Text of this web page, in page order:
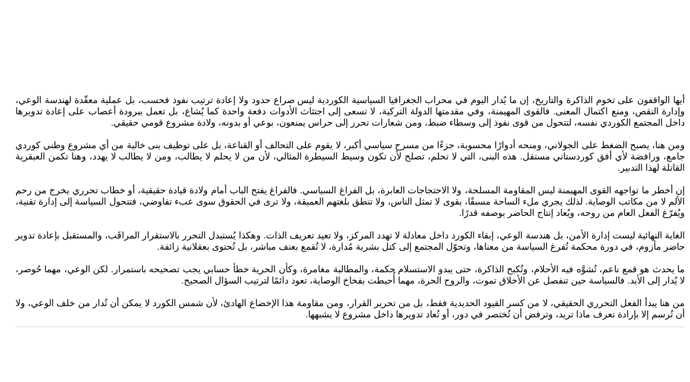
أيها الواقفون على تخوم الذاكرة والتاريخ، إن ما يُدار اليوم في محراب الجغرافيا السياسية الكوردية ليس صراع حدود ولا إعادة ترتيب نفوذ فحسب، بل عملية معقّدة لهندسة الوعي،
وإدارة النقص، ومنع اكتمال المعنى. فالقوى المهيمنة، وفي مقدمتها الدولة التركية، لا تسعى إلى اجتثاث الأدوات دفعة واحدة كما يُشاع، بل تعمل ببرودة أعصاب على إعادة تدويرها
داخل المجتمع الكوردي نفسه، لتتحول من قوى نفوذ إلى وسطاء ضبط، ومن شعارات تحرر إلى حراس يمنعون، بوعي أو بدونه، ولادة مشروع قومي حقيقي.
ومن هنا، يصبح الضغط على الجولاني، ومنحه أدوارًا محسوبة، جزءًا من مسرح سياسي أكبر، لا يقوم على التحالف أو القناعة، بل على توظيف بنى خالية من أي مشروع وطني كوردي
جامع، ورافضة لأي أفق كوردستاني مستقل. هذه البنى، التي لا تحلم، تصلح لأن تكون وسيط السيطرة المثالي، لأن من لا يحلم لا يطالب، ومن لا يطالب لا يهدد، وهنا تكمن العبقرية
القاتلة لهذا التدبير.
إن أخطر ما تواجهه القوى المهيمنة ليس المقاومة المسلحة، ولا الاحتجاجات العابرة، بل الفراغ السياسي. فالفراغ يفتح الباب أمام ولادة قيادة حقيقية، أو خطاب تحرري يخرج من رحم
الألم لا من مكاتب الوصاية. لذلك يجري ملء الساحة مسبقًا، بقوى لا تمثل الناس، ولا تنطق بلغتهم العميقة، ولا ترى في الحقوق سوى عبء تفاوضي، فتتحول السياسة إلى إدارة تقنية،
ويُفرّغ الفعل العام من روحه، ويُعاد إنتاج الحاضر بوصفه قدرًا.
الغاية النهائية ليست إدارة الأمن، بل هندسة الوعي، إبقاء الكورد داخل معادلة لا تهدد المركز، ولا تعيد تعريف الذات. وهكذا يُستبدل التحرر بالاستقرار المراقَب، والمستقبل بإعادة تدوير
حاضر مأزوم، في دورة محكمة تُفرغ السياسة من معناها، وتحوّل المجتمع إلى كتل بشرية مُدارة، لا تُقمع بعنف مباشر، بل تُحتوى بعقلانية زائفة.
ما يحدث هو قمع ناعم، تُشوَّه فيه الأحلام، وتُكبح الذاكرة، حتى يبدو الاستسلام حكمة، والمطالبة مغامرة، وكأن الحرية خطأ حسابي يجب تصحيحه باستمرار. لكن الوعي، مهما حُوصر،
لا يُدار إلى الأبد. فالسياسة حين تنفصل عن الأخلاق تموت، والروح الحرة، مهما أُحيطت بفخاخ الوصاية، تعود دائمًا لترتيب السؤال الصحيح.
من هنا يبدأ الفعل التحرري الحقيقي، لا من كسر القيود الحديدية فقط، بل من تحرير القرار، ومن مقاومة هذا الإخضاع الهادئ، لأن شمس الكورد لا يمكن أن تُدار من خلف الوعي، ولا
أن تُرسم إلا بإرادة تعرف ماذا تريد، وترفض أن تُختصر في دور، أو تُعاد تدويرها داخل مشروع لا يشبهها.